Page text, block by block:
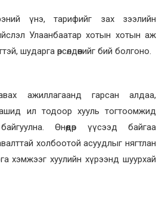
үнэ, тарифийг зах зээлийн
Улаанбаатар хотын хотын аж
шударга өрсөлдөөнийг бий болгоно.
ажиллагаанд гарсан алдаа,
ил тодоор хууль тогтоомжид
Өнөөдөр үүсээд байгаа
холбоотой асуудлыг нягтлан
хэмжээг хуулийн хүрээнд шуурхай